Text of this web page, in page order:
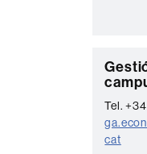
C
o
n
t
Tel.
cat